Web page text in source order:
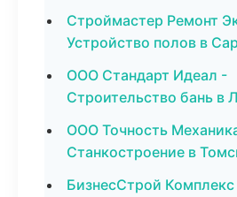
Строймастер Ремонт
Устройство полов в
ООО Стандарт Идеал -
Строительство бань в
ООО Точность
Станкостроение в
БизнесСтрой